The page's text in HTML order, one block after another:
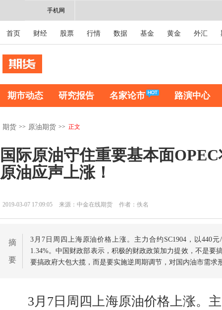
手机网
首页 财经 股票 行情 数据 基金 黄金 外汇
期市动态 研究报告 名家论市 路演中心
期货 >> 原油期货 >> 正文
国际原油守住重要基本面
原油应声上涨！
2019-03-07 17:09:05 来源：中金在线期货 作者：佚名
摘
要
3月7日周四上海原油价格上涨。主力合约SC1904，以440
1.34%。中国财政部表示，积极的财政政策加力提效，不是要
要搞政府大包大揽，而是要实施逆周期调节，对国内油市需求
3月7日周四上海原油价格上涨。主